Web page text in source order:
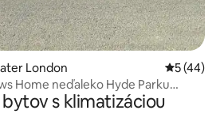
London
5 (44)
Home neďaleko Hyde Parku
s klimatizáciou